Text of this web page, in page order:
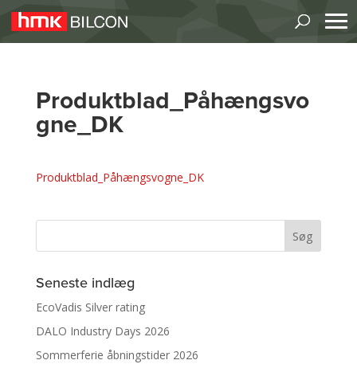
Produktblad_Påhængsvo
gne_DK
Produktblad_Påhængsvogne_DK
Seneste indlæg
EcoVadis Silver rating
DALO Industry Days 2026
Sommerferie åbningstider 2026